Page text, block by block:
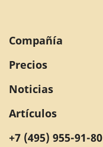
+7 (495) 955-91-80
Compañía
Precios
Noticias
Artículos